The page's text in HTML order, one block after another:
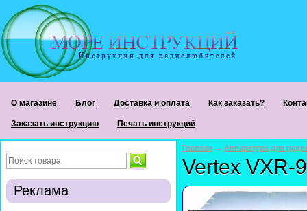
О магазине Блог Доставка и оплата Как заказать?
Заказать инструкцию Печать инструкций
Реклама
Главная → Аппаратура для
Vertex VXR-